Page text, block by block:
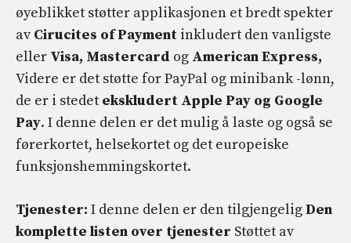
øyeblikket støtter applikasjonen et bredt spekter
av Cirucites of Payment inkludert den vanligste
eller Visa, Mastercard og American Express,
Videre er det støtte for PayPal og minibank -lønn,
de er i stedet ekskludert Apple Pay og Google
Pay. I denne delen er det mulig å laste og også se
førerkortet, helsekortet og det europeiske
funksjonshemmingskortet.
Tjenester: I denne delen er den tilgjengeligDen
komplette listen over tjenester Støttet av